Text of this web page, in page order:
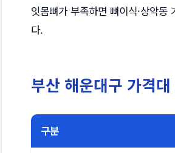
잇몸뼈가 부족하면 뼈이식·상악
다.
부산 해운대구 가격대
구분